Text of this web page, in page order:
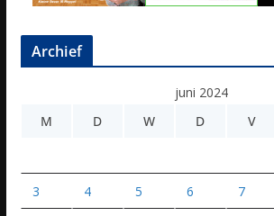
Archief
juni 2024
M
D W D V
3 4 5 6 7